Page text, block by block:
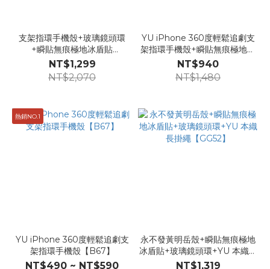
支架指環手機殼+玻璃鏡頭環
+瞬貼無痕極地冰盾貼
【GG43】
NT$1,299
NT$2,070
YU iPhone 360度輕鬆追劇支
架指環手機殼+瞬貼無痕極地冰
盾貼Londonimg【GG02】
NT$940
NT$1,480
熱銷NO.1
YU iPhone 360度輕鬆追劇支
架指環手機殼【B67】
NT$490 ~ NT$590
永不發黃明岳殼+瞬貼無痕極地
冰盾貼+玻璃鏡頭環+YU 本織長
掛繩【GG52】
NT$1,319